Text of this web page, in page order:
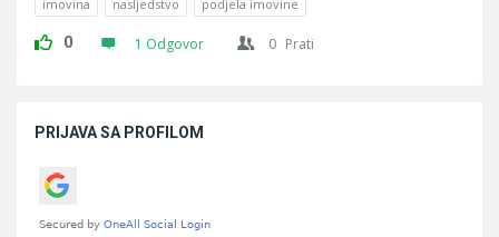
imovina nasljedstvo podjela imovine
0 1 Odgovor 0 Prati
PRIJAVA SA PROFILOM